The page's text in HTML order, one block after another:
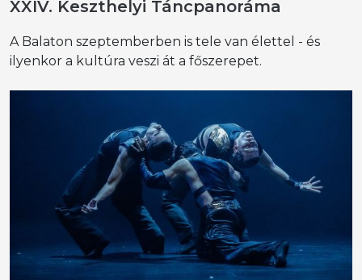
XXIV. Keszthelyi Táncpanoráma
A Balaton szeptemberben is tele van élettel - és
ilyenkor a kultúra veszi át a főszerepet.